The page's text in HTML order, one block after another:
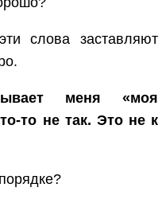
слова заставляют
меня «моя
то не так. Это не к